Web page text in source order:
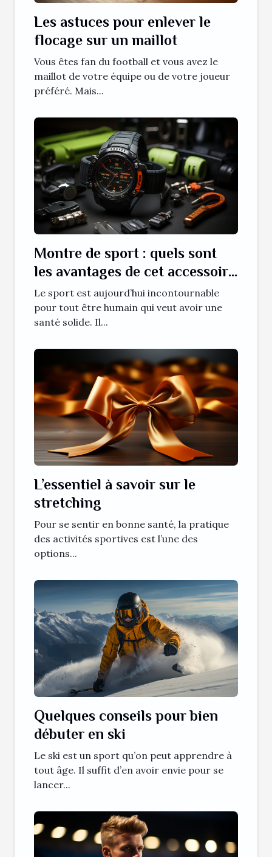
Les astuces pour enlever le
flocage sur un maillot
Vous êtes fan du football et vous avez le
maillot de votre équipe ou de votre joueur
préféré. Mais...
Montre de sport : quels sont
les avantages de cet accessoire
de sport ?
Le sport est aujourd’hui incontournable
pour tout être humain qui veut avoir une
santé solide. Il...
L’essentiel à savoir sur le
stretching
Pour se sentir en bonne santé, la pratique
des activités sportives est l’une des
options...
Quelques conseils pour bien
débuter en ski
Le ski est un sport qu’on peut apprendre à
tout âge. Il suffit d’en avoir envie pour se
lancer...